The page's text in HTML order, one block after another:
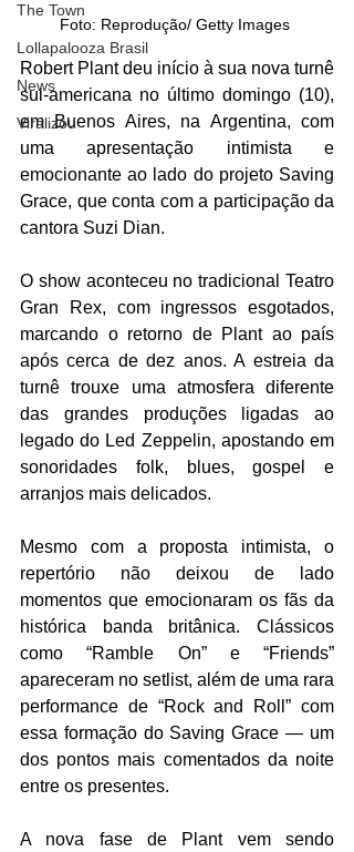
The Town
Lollapalooza Brasil
News
Viralizou
Foto: Reprodução/ Getty Images
Robert Plant deu início à sua nova turnê
sul-americana no último domingo (10),
em Buenos Aires, na Argentina, com
uma apresentação intimista e
emocionante ao lado do projeto Saving
Grace, que conta com a participação da
cantora Suzi Dian.
O show aconteceu no tradicional Teatro
Gran Rex, com ingressos esgotados,
marcando o retorno de Plant ao país
após cerca de dez anos. A estreia da
turnê trouxe uma atmosfera diferente
das grandes produções ligadas ao
legado do Led Zeppelin, apostando em
sonoridades folk, blues, gospel e
arranjos mais delicados.
Mesmo com a proposta intimista, o
repertório não deixou de lado
momentos que emocionaram os fãs da
histórica banda britânica. Clássicos
como “Ramble On” e “Friends”
apareceram no setlist, além de uma rara
performance de “Rock and Roll” com
essa formação do Saving Grace — um
dos pontos mais comentados da noite
entre os presentes.
A nova fase de Plant vem sendo